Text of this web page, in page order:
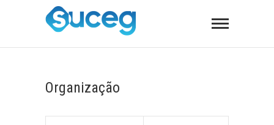
Organização